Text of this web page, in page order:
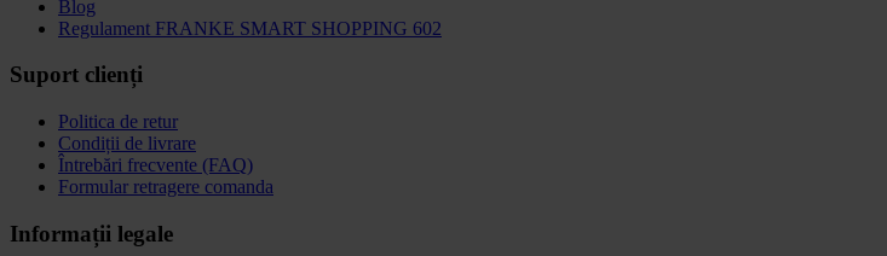
Blog
Regulament FRANKE SMART SHOPPING 602
Suport clienți
Politica de retur
Condiții de livrare
Întrebări frecvente (FAQ)
Formular retragere comanda
Informații legale